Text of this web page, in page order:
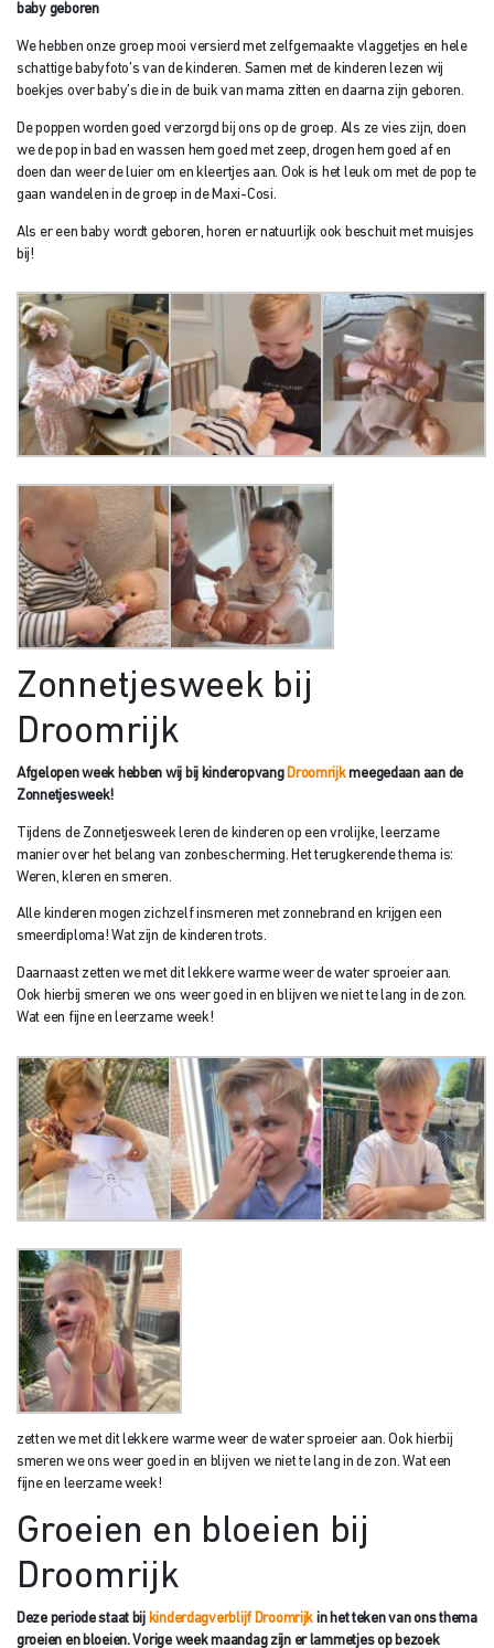
baby geboren
We hebben onze groep mooi versierd met zelfgemaakte vlaggetjes en hele
schattige babyfoto’s van de kinderen. Samen met de kinderen lezen wij
boekjes over baby’s die in de buik van mama zitten en daarna zijn geboren.
De poppen worden goed verzorgd bij ons op de groep. Als ze vies zijn, doen
we de pop in bad en wassen hem goed met zeep, drogen hem goed af en
doen dan weer de luier om en kleertjes aan. Ook is het leuk om met de pop te
gaan wandelen in de groep in de Maxi-Cosi.
Als er een baby wordt geboren, horen er natuurlijk ook beschuit met muisjes
bij!
Zonnetjesweek bij
Droomrijk
Afgelopen week hebben wij bij kinderopvang Droomrijkmeegedaan aan de
Zonnetjesweek!
Tijdens de Zonnetjesweek leren de kinderen op een vrolijke, leerzame
manier over het belang van zonbescherming. Het terugkerende thema is:
Weren, kleren en smeren.
Alle kinderen mogen zichzelf insmeren met zonnebrand en krijgen een
smeerdiploma! Wat zijn de kinderen trots.
Daarnaast zetten we met dit lekkere warme weer de water sproeier aan.
Ook hierbij smeren we ons weer goed in en blijven we niet te lang in de zon.
Wat een fijne en leerzame week!
zetten we met dit lekkere warme weer de water sproeier aan. Ook hierbij
smeren we ons weer goed in en blijven we niet te lang in de zon. Wat een
fijne en leerzame week!
Groeien en bloeien bij
Droomrijk
Deze periode staat bij kinderdagverblijf Droomrijk in het teken van ons thema
groeien en bloeien. Vorige week maandag zijn er lammetjes op bezoek